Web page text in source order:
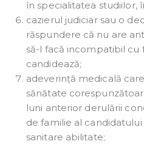
în specialitatea studiilor,
cazierul judiciar sau o
răspundere că nu are
să-l facă incompatibil
candidează;
adeverință medicală
sănătate
luni anterior derulării
de familie al
sanitare abilitate;